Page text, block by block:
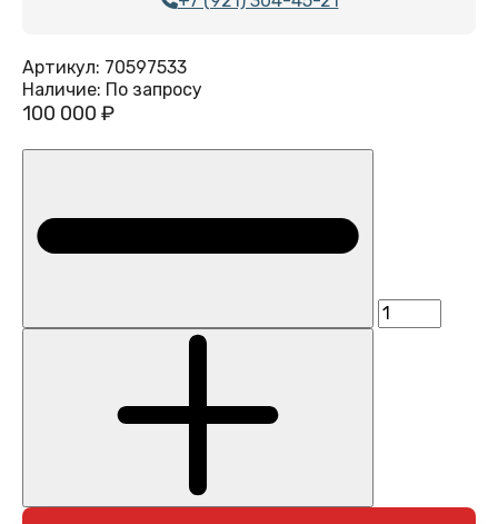
Артикул: 70597533
Наличие: По запросу
100 000 ₽